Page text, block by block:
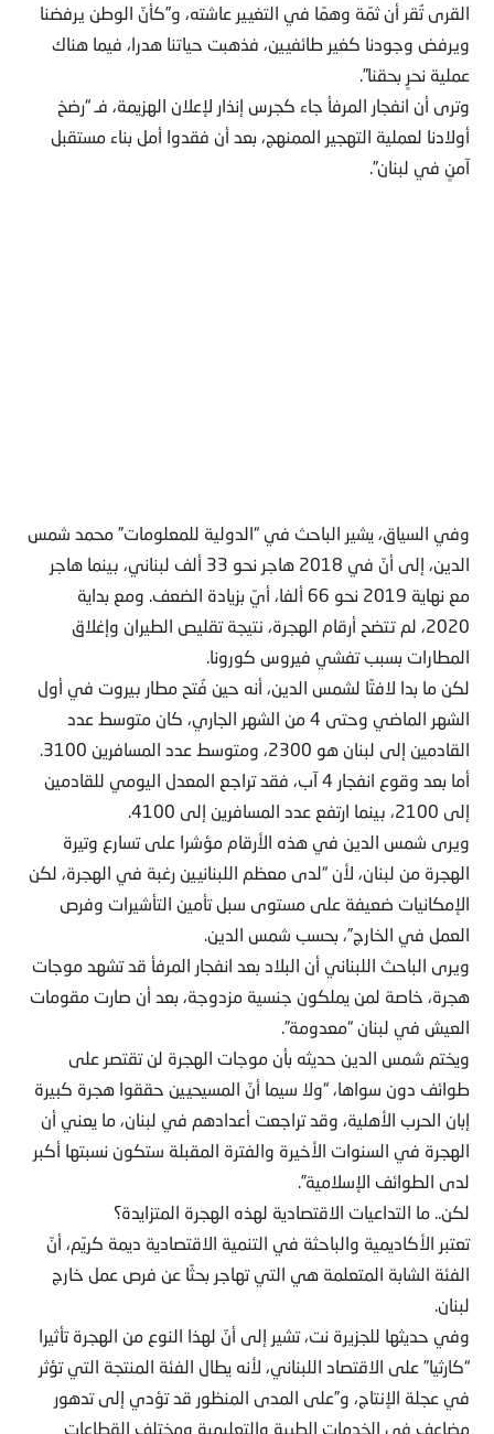
القرى تُقر أن ثمّة وهمًا في التغيير عاشته، و”كأنّ الوطن يرفضنا
ويرفض وجودنا كغير طائفيين، فذهبت حياتنا هدرا، فيما هناك
عملية نحرٍ بحقنا”.
وترى أن انفجار المرفأ جاء كجرس إنذار لإعلان الهزيمة، فـ “رضخ
أولادنا لعملية التهجير الممنهج، بعد أن فقدوا أمل بناء مستقبل
آمنٍ في لبنان”.
وفي السياق، يشير الباحث في “الدولية للمعلومات” محمد شمس
الدين، إلى أنّ في 2018 هاجر نحو 33 ألف لبناني، بينما هاجر
مع نهاية 2019 نحو 66 ألفا، أيّ بزيادة الضعف. ومع بداية
2020، لم تتضح أرقام الهجرة، نتيجة تقليص الطيران وإغلاق
المطارات بسبب تفشي فيروس كورونا.
لكن ما بدا لافتًا لشمس الدين، أنه حين فُتح مطار بيروت في أول
الشهر الماضي وحتى 4 من الشهر الجاري، كان متوسط عدد
القادمين إلى لبنان هو 2300، ومتوسط عدد المسافرين 3100.
أما بعد وقوع انفجار 4 آب، فقد تراجع المعدل اليومي للقادمين
إلى 2100، بينما ارتفع عدد المسافرين إلى 4100.
ويرى شمس الدين في هذه الأرقام مؤشرا على تسارع وتيرة
الهجرة من لبنان، لأن “لدى معظم اللبنانيين رغبة في الهجرة، لكن
الإمكانيات ضعيفة على مستوى سبل تأمين التأشيرات وفرص
العمل في الخارج”، بحسب شمس الدين.
ويرى الباحث اللبناني أن البلاد بعد انفجار المرفأ قد تشهد موجات
هجرة، خاصة لمن يملكون جنسية مزدوجة، بعد أن صارت مقومات
العيش في لبنان “معدومة”.
ويختم شمس الدين حديثه بأن موجات الهجرة لن تقتصر على
طوائف دون سواها، “ولا سيما أنّ المسيحيين حققوا هجرة كبيرة
إبان الحرب الأهلية، وقد تراجعت أعدادهم في لبنان، ما يعني أن
الهجرة في السنوات الأخيرة والفترة المقبلة ستكون نسبتها أكبر
لدى الطوائف الإسلامية”.
لكن.. ما التداعيات الاقتصادية لهذه الهجرة المتزايدة؟
تعتبر الأكاديمية والباحثة في التنمية الاقتصادية ديمة كريّم، أنّ
الفئة الشابة المتعلمة هي التي تهاجر بحثًا عن فرص عمل خارج
لبنان.
وفي حديثها للجزيرة نت، تشير إلى أنّ لهذا النوع من الهجرة تأثيرا
“كارثيا” على الاقتصاد اللبناني، لأنه يطال الفئة المنتجة التي تؤثر
في عجلة الإنتاج، و”على المدى المنظور قد تؤدي إلى تدهور
مضاعف في الخدمات الطبية والتعليمية ومختلف القطاعات